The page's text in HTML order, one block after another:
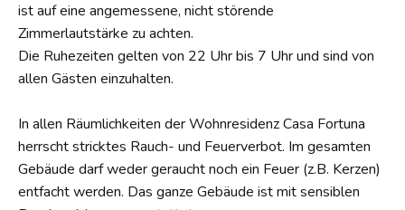
ist auf eine angemessene, nicht störende
Zimmerlautstärke zu achten.
Die Ruhezeiten gelten von 22 Uhr bis 7 Uhr und sind von
allen Gästen einzuhalten.
In allen Räumlichkeiten der Wohnresidenz Casa Fortuna
herrscht stricktes Rauch- und Feuerverbot. Im gesamten
Gebäude darf weder geraucht noch ein Feuer (z.B. Kerzen)
entfacht werden. Das ganze Gebäude ist mit sensiblen